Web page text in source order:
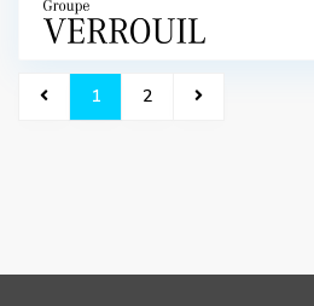
1 2